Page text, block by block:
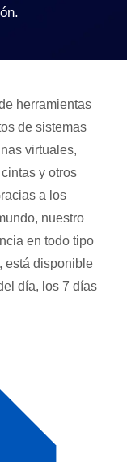
herramientas
de sistemas
virtuales,
y otros
a los
nuestro
en todo tipo
está disponible
día, los 7 días